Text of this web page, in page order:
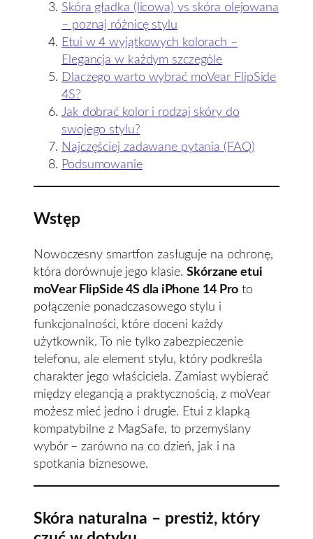
Skóra gładka (licowa) vs skóra olejowana
– poznaj różnicę stylu
Etui w 4 wyjątkowych kolorach –
Elegancja w każdym szczególe
Dlaczego warto wybrać moVear FlipSide
4S?
Jak dobrać kolor i rodzaj skóry do
swojego stylu?
Najczęściej zadawane pytania (FAQ)
Podsumowanie
Wstęp
Nowoczesny smartfon zasługuje na ochronę,
która dorównuje jego klasie.Skórzane etui
moVear FlipSide 4S dla iPhone 14 Pro to
połączenie ponadczasowego stylu i
funkcjonalności, które doceni każdy
użytkownik. To nie tylko zabezpieczenie
telefonu, ale element stylu, który podkreśla
charakter jego właściciela. Zamiast wybierać
między elegancją a praktycznością, z moVear
możesz mieć jedno i drugie. Etui z klapką
kompatybilne z MagSafe, to przemyślany
wybór – zarówno na co dzień, jak i na
spotkania biznesowe.
Skóra naturalna – prestiż, który